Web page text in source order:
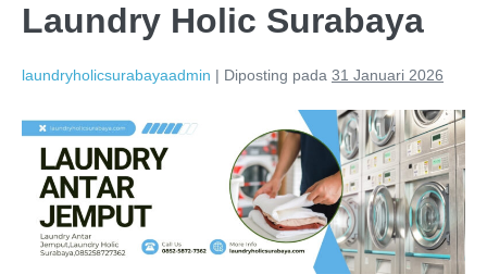
Laundry Holic Surabaya
laundryholicsurabayaadmin | Diposting pada 31 Januari 2026